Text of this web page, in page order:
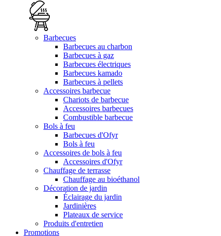
Barbecues
Barbecues au charbon
Barbecues à gaz
Barbecues électriques
Barbecues kamado
Barbecues à pellets
Accessoires barbecue
Chariots de barbecue
Accessoires barbecues
Combustible barbecue
Bols à feu
Barbecues d'Ofyr
Bols à feu
Accessoires de bols à feu
Accessoires d'Ofyr
Chauffage de terrasse
Chauffage au bioéthanol
Décoration de jardin
Éclairage du jardin
Jardinières
Plateaux de service
Produits d'entretien
Promotions